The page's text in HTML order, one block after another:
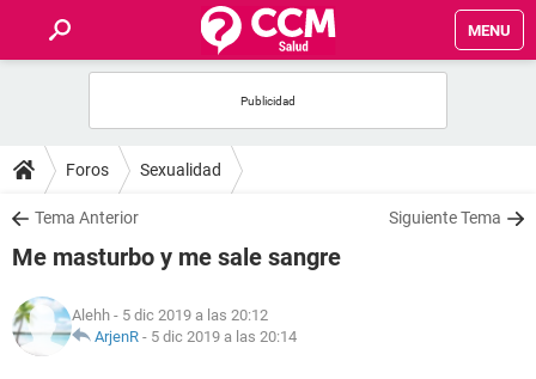
MENU
FOROS
SALUD
NUTRICIÓN
Foros Sexualidad
Tema Anterior Siguiente Tema
Me masturbo y me sale sangre
Alehh - 5 dic 2019 a las 20:12
ArjenR - 5 dic 2019 a las 20:14